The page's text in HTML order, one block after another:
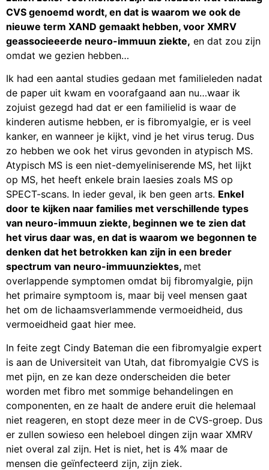
CVS genoemd wordt, en dat is waarom we ook de
nieuwe term XAND gemaakt hebben, voor XMRV
geassocieeerde neuro-immuun ziekte, en dat zou zijn
omdat we gezien hebben…
Ik had een aantal studies gedaan met familieleden nadat
de paper uit kwam en voorafgaand aan nu…waar ik
zojuist gezegd had dat er een familielid is waar de
kinderen autisme hebben, er is fibromyalgie, er is veel
kanker, en wanneer je kijkt, vind je het virus terug. Dus
zo hebben we ook het virus gevonden in atypisch MS.
Atypisch MS is een niet-demyeliniserende MS, het lijkt
op MS, het heeft enkele brain laesies zoals MS op
SPECT-scans. In ieder geval, ik ben geen arts. Enkel
door te kijken naar families met verschillende types
van neuro-immuun ziekte, beginnen we te zien dat
het virus daar was, en dat is waarom we begonnen te
denken dat het betrokken kan zijn in een breder
spectrum van neuro-immuunziektes, met
overlappende symptomen omdat bij fibromyalgie, pijn
het primaire symptoom is, maar bij veel mensen gaat
het om de lichaamsverlammende vermoeidheid, dus
vermoeidheid gaat hier mee.
In feite zegt Cindy Bateman die een fibromyalgie expert
is aan de Universiteit van Utah, dat fibromyalgie CVS is
met pijn, en ze kan deze onderscheiden die beter
worden met fibro met sommige behandelingen en
componenten, en ze haalt de andere eruit die helemaal
niet reageren, en stopt deze meer in de CVS-groep. Dus
er zullen sowieso een heleboel dingen zijn waar XMRV
niet overal zal zijn. Het is niet, het is 4% maar de
mensen die geïnfecteerd zijn, zijn ziek.